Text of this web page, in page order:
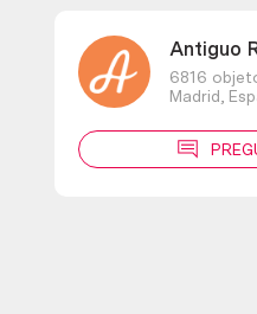
Antiguo
6816
Madrid,